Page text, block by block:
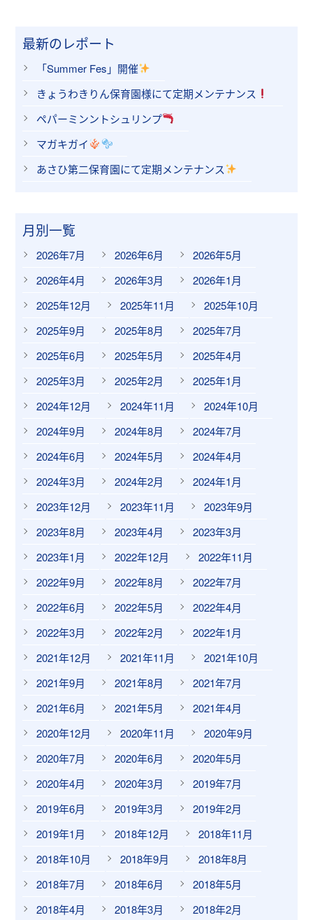
最新のレポート
「Summer Fes」開催
きょうわきりん保育園様にて定期メンテナンス
ペパーミンントシュリンプ
マガキガイ
あさひ第二保育園にて定期メンテナンス
月別一覧
2026年7月 2026年6月
2026年5月
2026年4月
2026年3月
2026年1月
2025年12月
2025年11月
2025年10月
2025年9月
2025年8月
2025年7月
2025年6月
2025年5月
2025年4月
2025年3月
2025年2月
2025年1月
2024年12月
2024年11月
2024年10月
2024年9月
2024年8月
2024年7月
2024年6月
2024年5月
2024年4月
2024年3月
2024年2月
2024年1月
2023年12月
2023年11月
2023年9月
2023年8月
2023年4月
2023年3月
2023年1月
2022年12月
2022年11月
2022年9月
2022年8月
2022年7月
2022年6月
2022年5月
2022年4月
2022年3月
2022年2月
2022年1月
2021年12月
2021年11月
2021年10月
2021年9月
2021年8月
2021年7月
2021年6月
2021年5月
2021年4月
2020年12月
2020年11月
2020年9月
2020年7月
2020年6月
2020年5月
2020年4月
2020年3月
2019年7月
2019年6月
2019年3月
2019年2月
2019年1月
2018年12月
2018年11月
2018年10月
2018年9月
2018年8月
2018年7月
2018年6月
2018年5月
2018年4月
2018年3月
2018年2月